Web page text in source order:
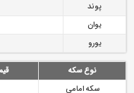
پوند
یوان
یورو
نوع سکه
سکه امامی